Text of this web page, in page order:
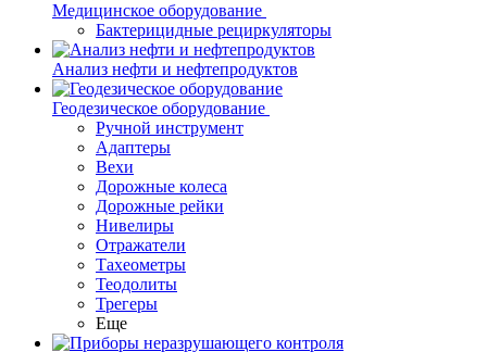
Медицинское оборудование
Бактерицидные рециркуляторы
Анализ нефти и нефтепродуктов
Геодезическое оборудование
Ручной инструмент
Адаптеры
Вехи
Дорожные колеса
Дорожные рейки
Нивелиры
Отражатели
Тахеометры
Теодолиты
Трегеры
Еще